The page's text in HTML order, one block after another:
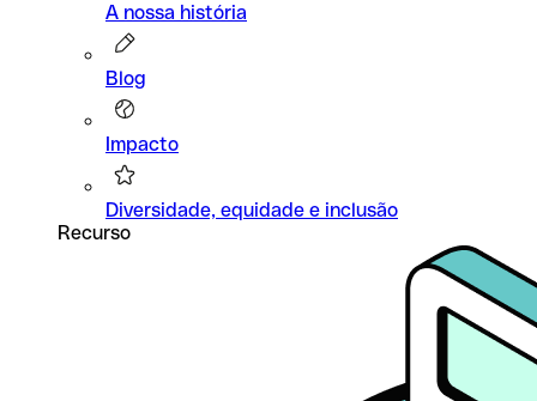
A nossa história
Blog
Impacto
Diversidade, equidade e inclusão
Recurso